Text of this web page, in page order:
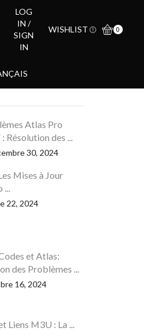
LOG
IN /
SIGN
IN
WISHLIST 0
Atlas Pro
Résolution des ...
30, 2024
Mises à Jour
...
22, 2024
et Atlas:
des Problèmes ...
16, 2024
Liens M3U : La ...